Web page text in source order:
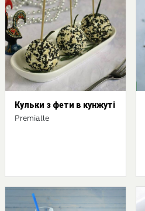
Кульки з фети в кунжуті
Premialle